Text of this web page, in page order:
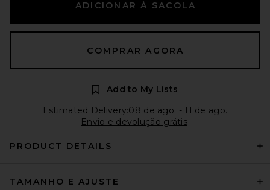
ADICIONAR À SACOLA
COMPRAR AGORA
Add to My Lists
Estimated Delivery:08 de ago. - 11 de ago.
Envio e devolução grátis
PRODUCT DETAILS
TAMANHO E AJUSTE